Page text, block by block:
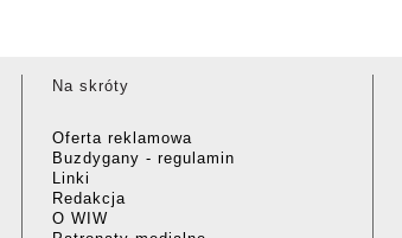
Na skróty
Oferta reklamowa
Buzdygany - regulamin
Linki
Redakcja
O WIW